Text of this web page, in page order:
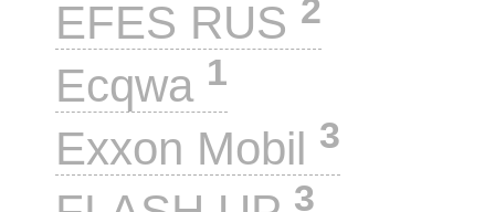
EFES RUS 2
Ecqwa 1
Exxon Mobil 3
3